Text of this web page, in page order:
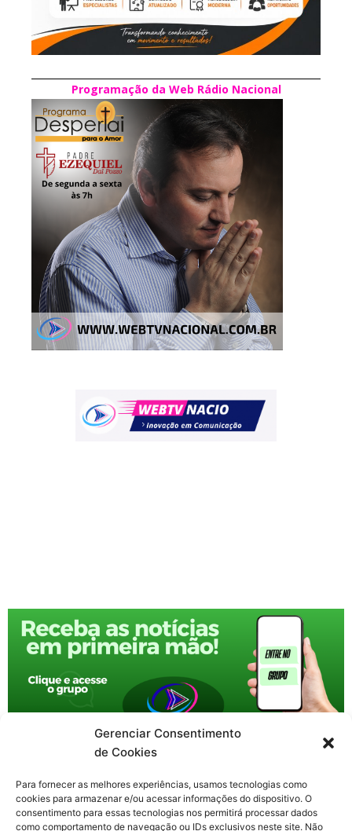
Gerenciar Consentimento
de Cookies
Para fornecer as melhores experiências, usamos tecnologias como
cookies para armazenar e/ou acessar informações do dispositivo. O
consentimento para essas tecnologias nos permitirá processar dados
como comportamento de navegação ou IDs exclusivos neste site. Não
Programação da Web Rádio Nacional